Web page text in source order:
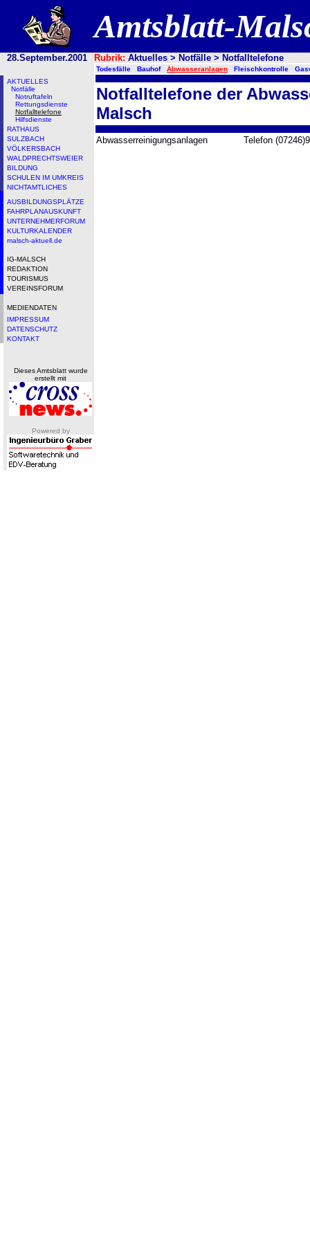
Amtsblatt-
28.September.2001 Rubrik: Aktuelles > Notfälle > Notfalltelefone
AKTUELLES
Notfälle
Notruftafeln
Rettungsdienste
Notfalltelefone
Hilfsdienste
RATHAUS
SULZBACH
VÖLKERSBACH
WALDPRECHTSWEIER
BILDUNG
SCHULEN IM UMKREIS
NICHTAMTLICHES
AUSBILDUNGSPLÄTZE
FAHRPLANAUSKUNFT
UNTERNEHMERFORUM
KULTURKALENDER
malsch-aktuell.de
IG-MALSCH
REDAKTION
TOURISMUS
VEREINSFORUM
MEDIENDATEN
IMPRESSUM
DATENSCHUTZ
KONTAKT
Dieses Amtsblatt wurde
erstellt mit
Powered by
Todesfälle Bauhof Abwasseranlagen Fleischkontrolle
Notfalltelefone der
Malsch
Abwasserreinigungsanlagen Telefon